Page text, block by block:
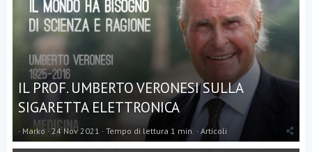
IL PROF. UMBERTO VERONESI SULLA
SIGARETTA ELETTRONICA
Marko 24 Nov 2021 Tempo di lettura 1 min. Articoli